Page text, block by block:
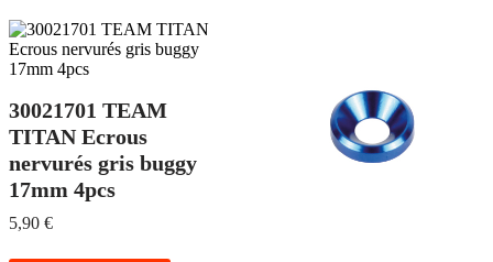
30021701 TEAM
TITAN Ecrous
nervurés gris buggy
17mm 4pcs
5,90 €